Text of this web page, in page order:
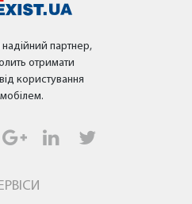
партнер,
отримати
користування